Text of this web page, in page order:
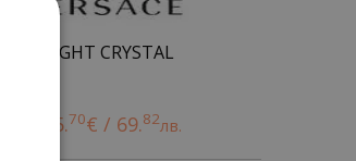
BRIGHT CRYSTAL
35.70€ / 69.82лв.